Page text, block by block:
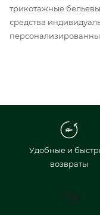
трикотажные
средства
Удобные и
возвраты